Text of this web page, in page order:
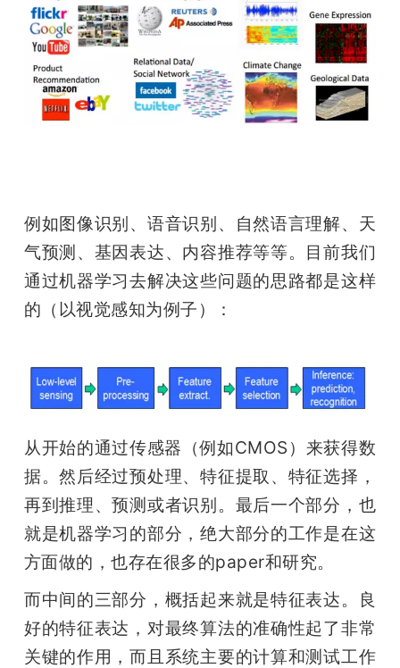
例如图像识别、语音识别、自然语言理解、天
气预测、基因表达、内容推荐等等。目前我们
通过机器学习去解决这些问题的思路都是这样
的（以视觉感知为例子）：
从开始的通过传感器（例如CMOS）来获得数
据。然后经过预处理、特征提取、特征选择，
再到推理、预测或者识别。最后一个部分，也
就是机器学习的部分，绝大部分的工作是在这
方面做的，也存在很多的paper和研究。
而中间的三部分，概括起来就是特征表达。良
好的特征表达，对最终算法的准确性起了非常
关键的作用，而且系统主要的计算和测试工作